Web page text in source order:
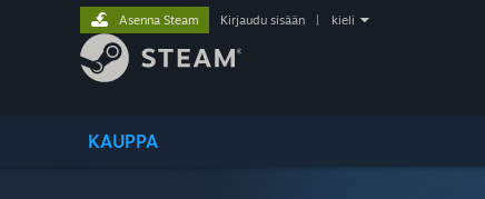
KAUPPA
Asenna Steam Kirjaudu sisään kieli